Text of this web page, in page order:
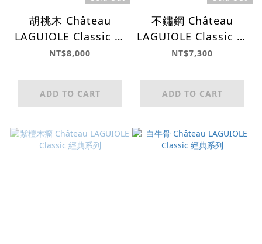
胡桃木 Château
LAGUIOLE Classic 經
典系列
NT$8,000
ADD TO CART
不鏽鋼 Château
LAGUIOLE Classic 經
典系列
NT$7,300
ADD TO CART